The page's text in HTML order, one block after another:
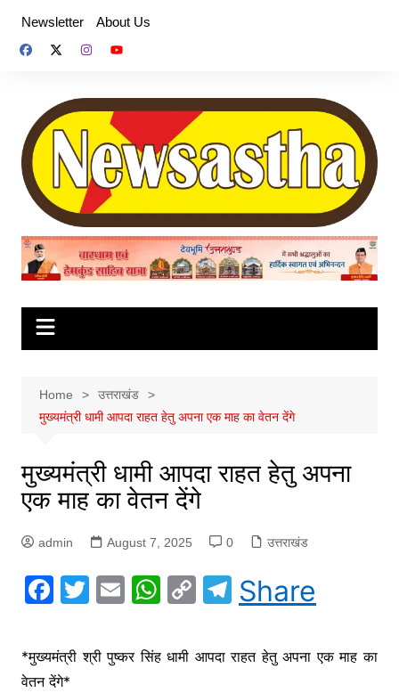
content
Newsletter About Us
Home
उत्तराखंड
मुख्यमंत्री धामी आपदा राहत हेतु अपना एक माह का वेतन देंगे
मुख्यमंत्री धामी आपदा राहत हेतु अपना
एक माह का वेतन देंगे
admin August 7, 2025 0 उत्तराखंड
F
c
e
T
itt
er
E
ai
W
at
C
p
T
el
e
gr
Share
*मुख्यमंत्री श्री पुष्कर सिंह धामी आपदा राहत हेतु अपना एक माह का
वेतन देंगे*